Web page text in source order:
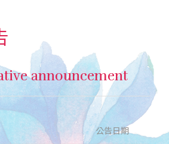
announcement
公告日期